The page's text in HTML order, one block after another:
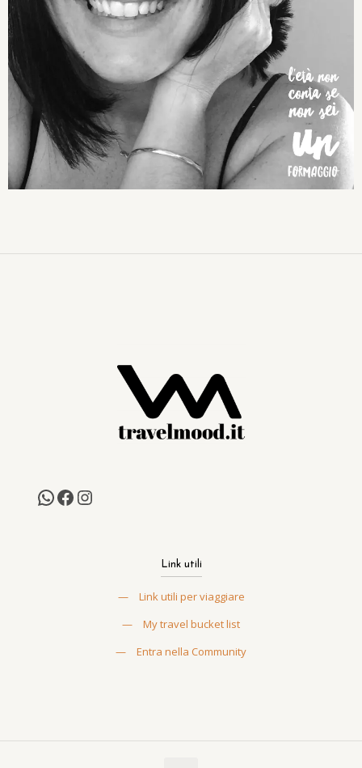
Link utili
—
Link utili per viaggiare
—
My travel bucket list
—
Entra nella Community